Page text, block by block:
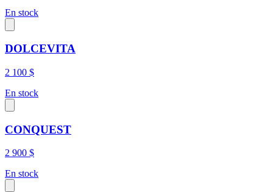
En stock
DOLCEVITA
2 100 $
En stock
CONQUEST
2 900 $
En stock